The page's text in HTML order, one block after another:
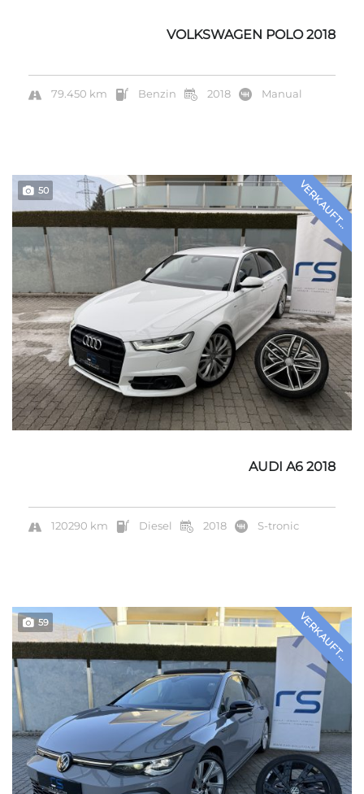
VOLKSWAGEN POLO 2018
79.450 km Benzin 2018 Manual
VERKAUFT...
50
AUDI A6 2018
120290 km Diesel 2018 S-tronic
VERKAUFT...
59